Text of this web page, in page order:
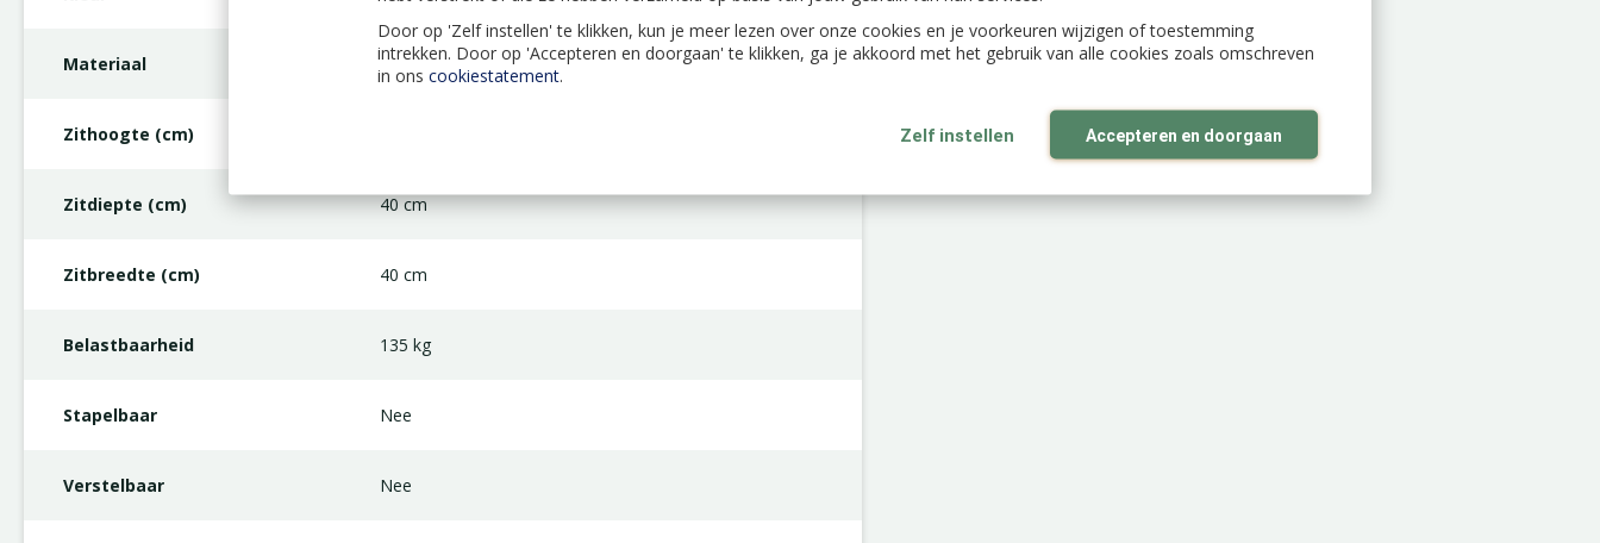
Door op 'Zelf instellen' te klikken, kun je meer lezen over onze cookies en je voorkeuren wijzigen of toestemming
intrekken. Door op 'Accepteren en doorgaan' te klikken, ga je akkoord met het gebruik van alle cookies zoals omschreven
in ons cookiestatement.
Zelf instellen Accepteren en doorgaan
Materiaal Kunststof
Zithoogte (cm)
Zitdiepte (cm) 40 cm
Zitbreedte (cm) 40 cm
Belastbaarheid 135 kg
Stapelbaar Nee
Verstelbaar Nee